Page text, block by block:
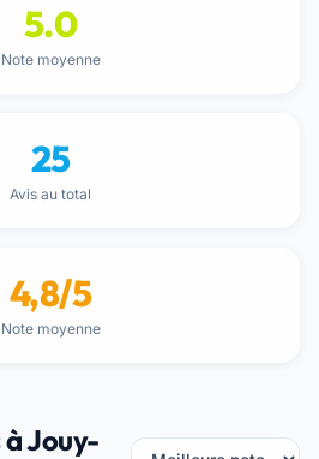
5.0
Note moyenne
25
Avis au total
4,8/5
Note moyenne
Jouy-